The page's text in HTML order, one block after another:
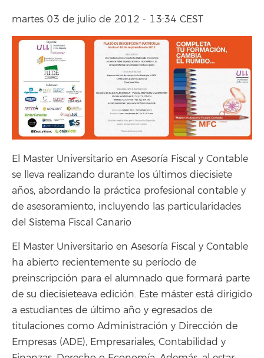
martes 03 de julio de 2012 - 13:34 CEST
El Master Universitario en Asesoría Fiscal y Contable
se lleva realizando durante los últimos diecisiete
años, abordando la práctica profesional contable y
de asesoramiento, incluyendo las particularidades
del Sistema Fiscal Canario
El Master Universitario en Asesoría Fiscal y Contable
ha abierto recientemente su período de
preinscripción para el alumnado que formará parte
de su diecisieteava edición. Este máster está dirigido
a estudiantes de último año y egresados de
titulaciones como Administración y Dirección de
Empresas (ADE), Empresariales, Contabilidad y